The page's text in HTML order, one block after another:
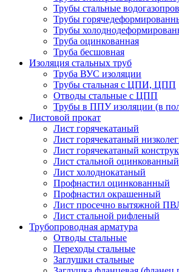
Трубы стальные
Трубы
Трубы
Труба оцинкованная
Труба бесшовная
Изоляция стальных труб
Труба ВУС изоляции
Трубы стальная с ЦПИ, ЦПП
Отводы стальные с ЦПП
Трубы в ППУ изоляции (в
Листовой прокат
Лист горячекатаный
Лист горячекатаный
Лист горячекатаный
Лист стальной оцинкованный
Лист холоднокатаный
Профнастил оцинкованный
Профнастил окрашенный
Лист просечно вытяжной
Лист стальной рифленый
Трубопроводная арматура
Отводы стальные
Переходы стальные
Заглушки стальные